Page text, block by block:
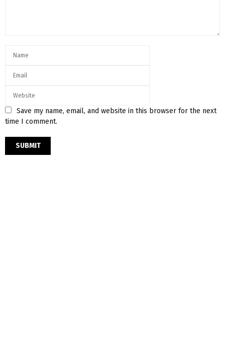
Save my name, email, and website in this browser for the next
time I comment.